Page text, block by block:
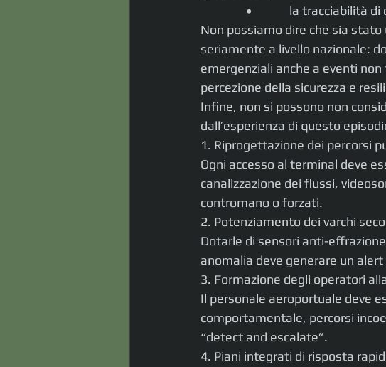
•             la tracciabilità
Non possiamo dire che sia
seriamente a livello nazionale:
emergenziali anche a eventi
percezione della sicurezza e
Infine, non si possono non
dall’esperienza di questo
1. Riprogettazione dei percorsi
Ogni accesso al terminal deve
canalizzazione dei flussi,
contromano o forzati.
2. Potenziamento dei varchi
Dotarle di sensori anti-
anomalia deve generare un
3. Formazione degli operatori
Il personale aeroportuale deve
comportamentale, percorsi
“detect and escalate”.
4. Piani integrati di risposta